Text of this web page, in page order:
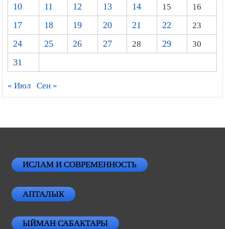
10
11 12 13 14 15
16
17
18 19 20 21 22
23
24
25 26 27 28 29
30
31
« Июл Сен »
ИСЛАМ И СОВРЕМЕННОСТЬ
АПТАЛЫК
ЫЙМАН САБАКТАРЫ